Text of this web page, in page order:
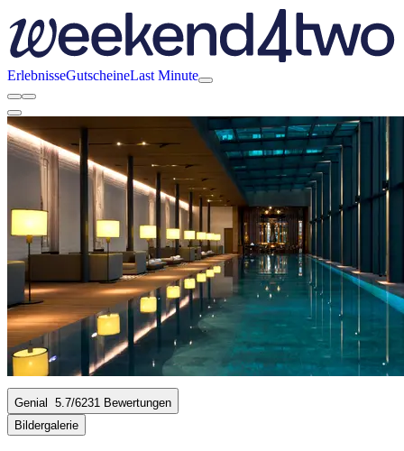
ErlebnisseGutscheineLast Minute
Genial 5.7/6231 Bewertungen
Bildergalerie